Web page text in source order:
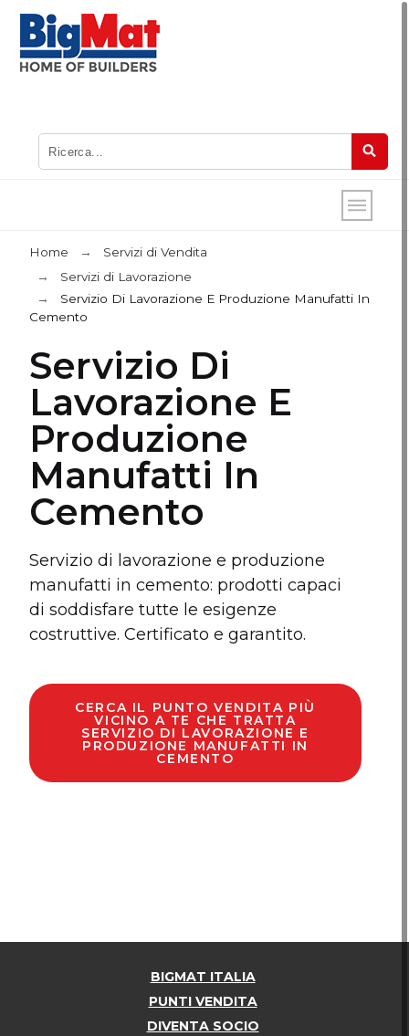
Home
Servizi di Vendita
Servizi di Lavorazione
Servizio Di Lavorazione E Produzione Manufatti In
Cemento
Servizio Di
Lavorazione E
Produzione
Manufatti In
Cemento
Servizio di lavorazione e produzione
manufatti in cemento: prodotti capaci
di soddisfare tutte le esigenze
costruttive. Certificato e garantito.
CERCA IL PUNTO VENDITA PIÙ
VICINO A TE CHE TRATTA
SERVIZIO DI LAVORAZIONE E
PRODUZIONE MANUFATTI IN
CEMENTO
BIGMAT ITALIA
PUNTI VENDITA
DIVENTA SOCIO